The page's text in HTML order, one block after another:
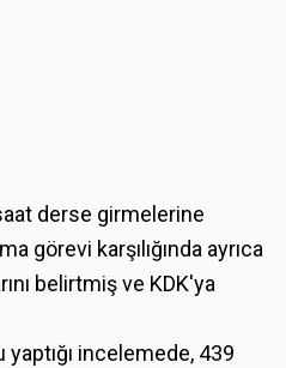
derse girmelerine
görevi karşılığında ayrıca
belirtmiş ve KDK'ya
incelemede, 439